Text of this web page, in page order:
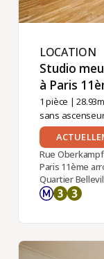
LOCATION ​
Studio
à Paris
1 pièce |
sans
Rue Oberkampf
Paris 11ème
Quartier